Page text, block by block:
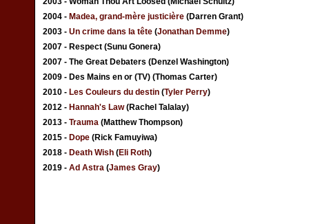
2004 - Madea, grand-mère justicière (Darren Grant)
2003 - Un crime dans la tête (Jonathan Demme)
2007 - Respect (Sunu Gonera)
2007 - The Great Debaters (Denzel Washington)
2009 - Des Mains en or (TV) (Thomas Carter)
2010 - Les Couleurs du destin (Tyler Perry)
2012 - Hannah's Law(Rachel Talalay)
2013 - Trauma (Matthew Thompson)
2015 - Dope (Rick Famuyiwa)
2018 - Death Wish (Eli Roth)
2019 - Ad Astra (James Gray)